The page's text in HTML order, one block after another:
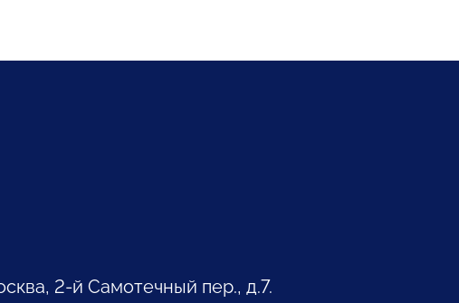
2-й Самотечный пер., д.7.